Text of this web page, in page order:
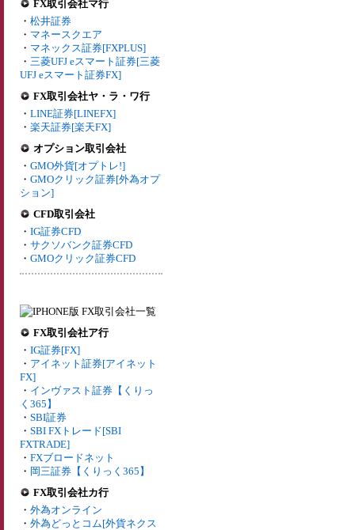
FX取引会社マ行
・ 松井証券
・ マネースクエア
・ マネックス証券[FXPLUS]
・ 三菱UFJ eスマート証券[三菱
UFJ eスマート証券FX]
FX取引会社ヤ・ラ・ワ行
・ LINE証券[LINEFX]
・ 楽天証券[楽天FX]
オプション取引会社
・ GMO外貨[オプトレ!]
・ GMOクリック証券[外為オプ
ション]
CFD取引会社
・ IG証券CFD
・ サクソバンク証券CFD
・ GMOクリック証券CFD
FX取引会社ア行
・ IG証券[FX]
・ アイネット証券[アイネット
FX]
・ インヴァスト証券【くりっ
く365】
・ SBI証券
・ SBI FXトレード[SBI
FXTRADE]
・ FXブロードネット
・ 岡三証券【くりっく365】
FX取引会社カ行
・ 外為オンライン
・ 外為どっとコム[外貨ネクス